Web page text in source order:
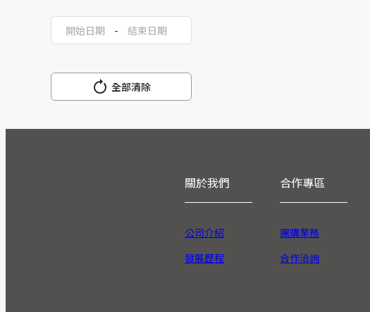
-
全部清除
關於我們
公司介紹
發展歷程
合作專區
團購業務
合作洽詢